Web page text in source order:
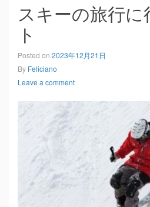
スキーの旅行に
ト
Posted on 2023年12月21日
By Feliciano
Leave a comment